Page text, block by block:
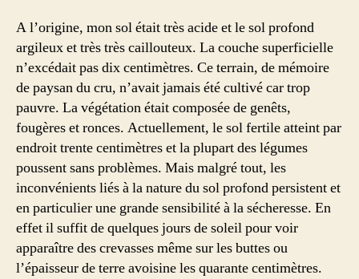
A l’origine, mon sol était très acide et le sol profond
argileux et très très caillouteux. La couche superficielle
n’excédait pas dix centimètres. Ce terrain, de mémoire
de paysan du cru, n’avait jamais été cultivé car trop
pauvre. La végétation était composée de genêts,
fougères et ronces. Actuellement, le sol fertile atteint par
endroit trente centimètres et la plupart des légumes
poussent sans problèmes. Mais malgré tout, les
inconvénients liés à la nature du sol profond persistent et
en particulier une grande sensibilité à la sécheresse. En
effet il suffit de quelques jours de soleil pour voir
apparaître des crevasses même sur les buttes ou
l’épaisseur de terre avoisine les quarante centimètres.